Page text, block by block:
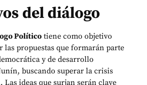
del diálogo
Políticotiene como objetivo
las propuestas que formarán parte
y de desarrollo
buscando superar la crisis
Las ideas que surjan serán clave